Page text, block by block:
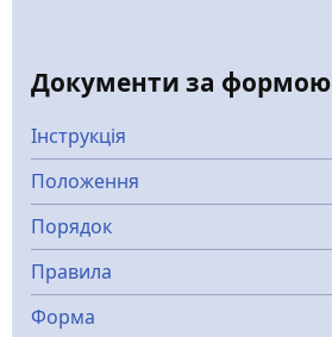
Документи за формою
Інструкція
Положення
Порядок
Правила
Форма